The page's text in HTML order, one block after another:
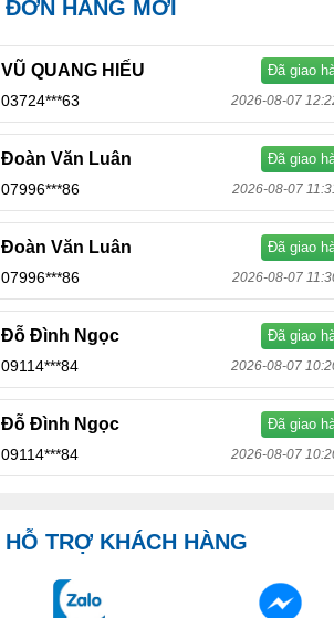
ĐƠN HÀNG MỚI
VŨ QUANG HIẾU Đã giao
03724***63 2026-08-07
Đoàn Văn Luân Đã giao
07996***86 2026-08-07
Đoàn Văn Luân Đã giao
07996***86 2026-08-07
Đỗ Đình Ngọc Đã giao
09114***84 2026-08-07
Đỗ Đình Ngọc Đã giao
09114***84 2026-08-07
HỖ TRỢ KHÁCH HÀNG